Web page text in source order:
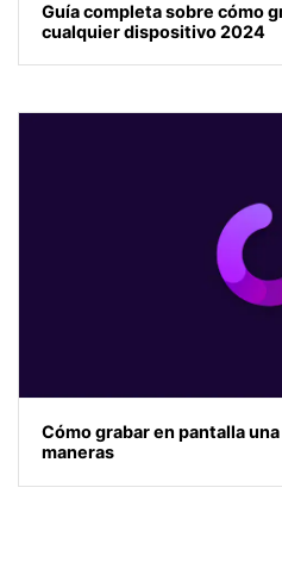
Guía completa sobre cómo
cualquier dispositivo 2024
Cómo grabar en pantalla
maneras